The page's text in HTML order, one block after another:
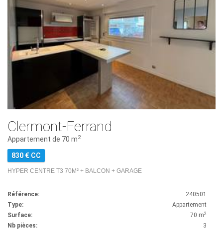
Clermont-Ferrand
Appartement de 70 m2
830 € CC
HYPER CENTRE T3 70M² + BALCON + GARAGE
Référence:
240501
Type:
Appartement
Surface:
70 m2
Nb pièces:
3